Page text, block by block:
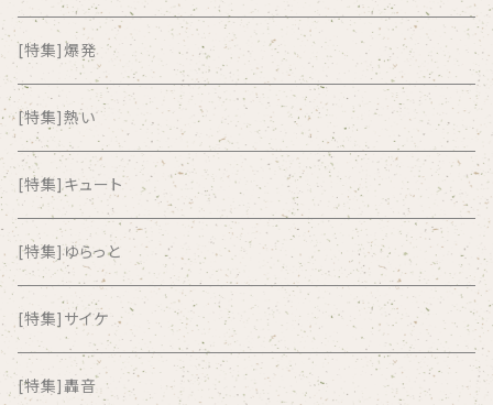
ALL ITEM 10 TIMES
Amia Calva
Amsterdamned
ANYO
And Summer Club
anticlockwise
[特集]爆発
[特集]熱い
[特集]キュート
[特集]ゆらっと
[特集]サイケ
[特集]轟音